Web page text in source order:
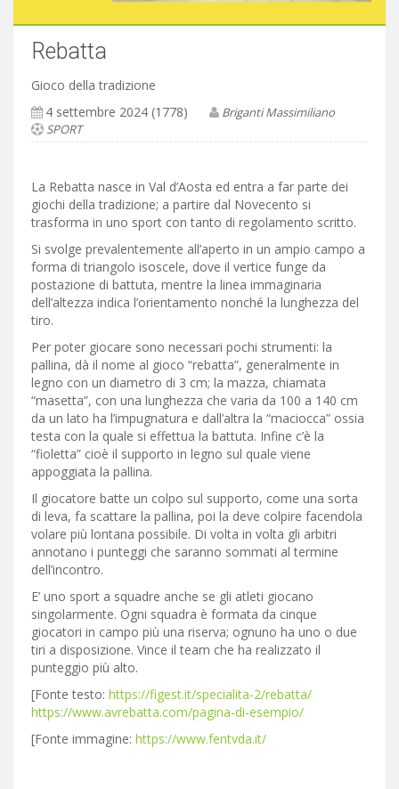
Rebatta
Gioco della tradizione
4 settembre 2024 (1778)
Briganti Massimiliano
SPORT
La Rebatta nasce in Val d’Aosta ed entra a far parte dei
giochi della tradizione; a partire dal Novecento si
trasforma in uno sport con tanto di regolamento scritto.
Si svolge prevalentemente all’aperto in un ampio campo a
forma di triangolo isoscele, dove il vertice funge da
postazione di battuta, mentre la linea immaginaria
dell’altezza indica l’orientamento nonché la lunghezza del
tiro.
Per poter giocare sono necessari pochi strumenti: la
pallina, dà il nome al gioco “rebatta”, generalmente in
legno con un diametro di 3 cm; la mazza, chiamata
“masetta”, con una lunghezza che varia da 100 a 140 cm
da un lato ha l’impugnatura e dall’altra la “maciocca” ossia
testa con la quale si effettua la battuta. Infine c’è la
“fioletta” cioè il supporto in legno sul quale viene
appoggiata la pallina.
Il giocatore batte un colpo sul supporto, come una sorta
di leva, fa scattare la pallina, poi la deve colpire facendola
volare più lontana possibile. Di volta in volta gli arbitri
annotano i punteggi che saranno sommati al termine
dell’incontro.
E’ uno sport a squadre anche se gli atleti giocano
singolarmente. Ogni squadra è formata da cinque
giocatori in campo più una riserva; ognuno ha uno o due
tiri a disposizione. Vince il team che ha realizzato il
punteggio più alto.
[Fonte testo: https://figest.it/specialita-2/rebatta/
https://www.avrebatta.com/pagina-di-esempio/
[Fonte immagine: https://www.fentvda.it/